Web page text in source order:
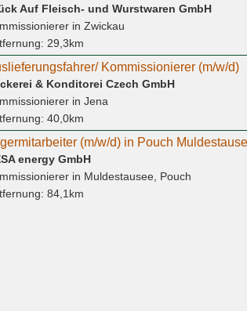
Auf Fleisch- und Wurstwaren GmbH
in Zwickau
29,3km
Kommissionierer (m/w/d)
& Konditorei Czech GmbH
in Jena
40,0km
energy GmbH
in Muldestausee, Pouch
84,1km